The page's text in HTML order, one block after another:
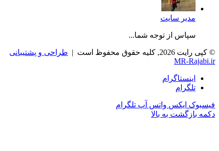
مدیر سایت
سپاس از توجه شما...
© کپی رایت 2026, کلیه حقوق محفوظ است |
طراحی و پشتیبانی
MR-Rajabi.ir
اینستاگرام
تلگرام
فیسبوک ایکس واتس آپ تلگرام
دکمه بازگشت به بالا